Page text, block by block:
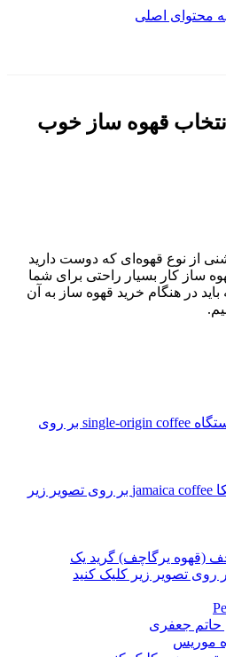
محتوای اصلی
قهوه ساز خوب
از نوع قهوه‌ای که دوست دارید
ساز کار بسیار راحتی برای شما
زیر 6 عاملی که باید در هنگام خرید قهوه ساز به آن
برای خرید قهوه تک خاستگاه single-origin coffee بر روی
برای خرید قهوه جامائیکا jamaica coffee بر روی تصویر زیر
(قهوه یرگاچف) گرید یک
حاتم جعفری
موریس